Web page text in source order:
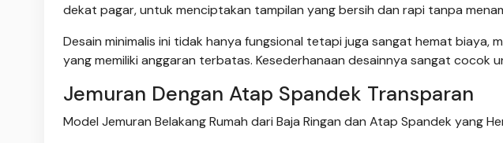
dekat pagar, untuk menciptakan tampilan yang bersih dan rapi tanpa
Desain minimalis ini tidak hanya fungsional tetapi juga sangat hemat biaya,
yang memiliki anggaran terbatas. Kesederhanaan desainnya sangat cocok
Jemuran Dengan Atap Spandek Transparan
Model Jemuran Belakang Rumah dari Baja Ringan dan Atap Spandek yang